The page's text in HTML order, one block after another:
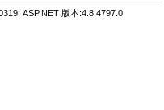
ASP.NET 版本:4.8.4797.0